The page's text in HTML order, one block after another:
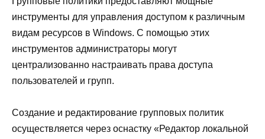
инструменты для управления доступом к различным
видам ресурсов в Windows. С помощью этих
инструментов администраторы могут
централизованно настраивать права доступа
пользователей и групп.
Создание и редактирование групповых политик
осуществляется через оснастку «Редактор локальной